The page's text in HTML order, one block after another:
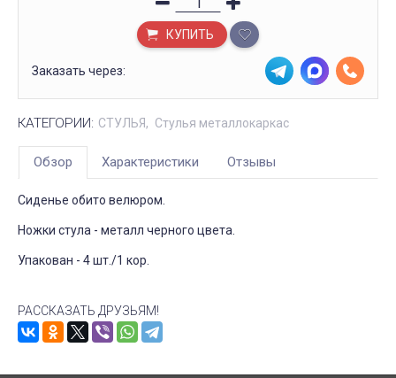
КУПИТЬ
Заказать через:
КАТЕГОРИИ: СТУЛЬЯ Стулья металлокаркас
Обзор Характеристики Отзывы
Сиденье обито велюром.
Ножки стула - металл черного цвета.
Упакован - 4 шт./1 кор.
РАССКАЗАТЬ ДРУЗЬЯМ!